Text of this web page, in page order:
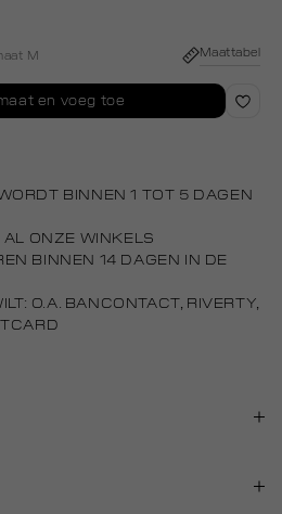
M Maattabel
en voeg toe
BINNEN 1 TOT 5 DAGEN
ONZE WINKELS
BINNEN 14 DAGEN IN DE
O.A. BANCONTACT, RIVERTY,